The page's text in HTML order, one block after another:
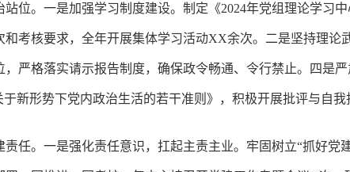
站位。一是加强学习制度建设。制定《2024年党组理论学习
考核要求，全年开展集体学习活动XX余次。二是坚持理论
严格落实请示报告制度，确保政令畅通、令行禁止。四是
新形势下党内政治生活的若干准则》，积极开展批评与自我
责任。一是强化责任意识，扛起主责主业。牢固树立“抓好